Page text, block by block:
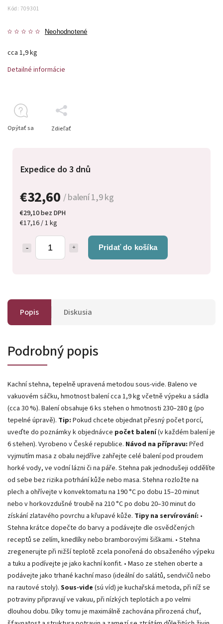
Kód: 709301
Neohodnotené
€32,60 / balení 1,9 kg
€29,10 bez DPH
€17,16 / 1 kg
Pridať do košíka
Expedice do 3 dnů
cca 1,9 kg
Detailné informácie
Opýtať sa Zdieľať
Popis Diskusia
Podrobný popis
Kachní stehna, tepelně upravená metodou sous-vide. Baleno ve
vakuovém sáčku, hmotnost balení cca 1,9 kg včetně výpeku a sádla
(cca 30 %). Balení obsahuje 6 ks stehen o hmotnosti 230–280 g (po
tepelné úpravě). Tip: Pokud chcete objednat přesný počet porcí,
uveďte do poznámky k objednávce počet balení(v každém balení je
6 stehen). Vyrobeno v České republice. Návod na přípravu: Před
vyjmutím masa z obalu nejdříve zahřejte celé balení pod proudem
horké vody, ve vodní lázni či na páře. Stehna pak jednodušeji oddělíte
od sebe bez rizika potrhání kůže nebo masa. Stehna rozložte na
plech a ohřívejte v konvektomatu na 190 °C po dobu 15–20 minut
nebo v horkovzdušné troubě na 210 °C po dobu 20–30 minut do
získání zlatavého povrchu a křupavé kůže. Tipy na servírování: •
Stehna krátce dopečte do barvy a podávejte dle osvědčených
receptů se zelím, knedlíky nebo bramborovými šiškami. • Stehna
zregenerujte při nižší teplotě zcela ponořená do obsaženého výpeku
a tuku a podívejte je jako kachní konfit. • Maso ze stehen oberte a
podávejte jako trhané kachní maso (ideální do salátů, sendvičů nebo
na rautové stoly). Sous-vide (sú víd) je kuchařská metoda, při níž se
potraviny připravují ve vakuu, při nízkých teplotách a po velmi
dlouhou dobu. Díky tomu je maximálně zachována přirozená chuť,